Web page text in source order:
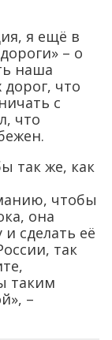
я ещё в
– о
наша
что
с
что
так же, как
чтобы
она
сделать её
так
таким
–